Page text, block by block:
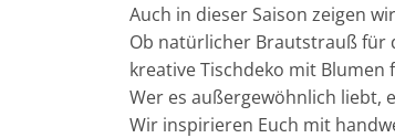
Auch in dieser Saison zeigen
Ob natürlicher Brautstrauß für
kreative Tischdeko mit Blumen
Wer es außergewöhnlich liebt,
Wir inspirieren Euch mit